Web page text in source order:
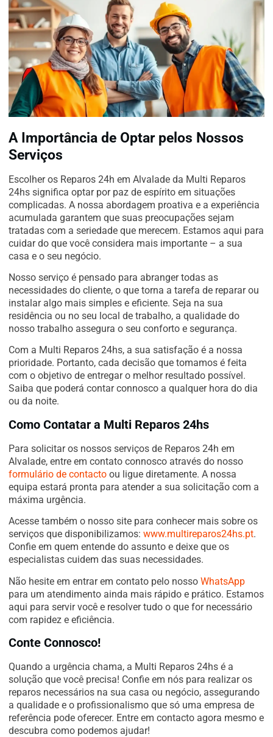
A Importância de Optar pelos Nossos
Serviços
Escolher os Reparos 24h em Alvalade da Multi Reparos
24hs significa optar por paz de espírito em situações
complicadas. A nossa abordagem proativa e a experiência
acumulada garantem que suas preocupações sejam
tratadas com a seriedade que merecem. Estamos aqui para
cuidar do que você considera mais importante – a sua
casa e o seu negócio.
Nosso serviço é pensado para abranger todas as
necessidades do cliente, o que torna a tarefa de reparar ou
instalar algo mais simples e eficiente. Seja na sua
residência ou no seu local de trabalho, a qualidade do
nosso trabalho assegura o seu conforto e segurança.
Com a Multi Reparos 24hs, a sua satisfação é a nossa
prioridade. Portanto, cada decisão que tomamos é feita
com o objetivo de entregar o melhor resultado possível.
Saiba que poderá contar connosco a qualquer hora do dia
ou da noite.
Como Contatar a Multi Reparos 24hs
Para solicitar os nossos serviços de Reparos 24h em
Alvalade, entre em contato connosco através do nosso
formulário de contacto ou ligue diretamente. A nossa
equipa estará pronta para atender a sua solicitação com a
máxima urgência.
Acesse também o nosso site para conhecer mais sobre os
serviços que disponibilizamos: www.multireparos24hs.pt.
Confie em quem entende do assunto e deixe que os
especialistas cuidem das suas necessidades.
Não hesite em entrar em contato pelo nosso WhatsApp
para um atendimento ainda mais rápido e prático. Estamos
aqui para servir você e resolver tudo o que for necessário
com rapidez e eficiência.
Conte Connosco!
Quando a urgência chama, a Multi Reparos 24hs é a
solução que você precisa! Confie em nós para realizar os
reparos necessários na sua casa ou negócio, assegurando
a qualidade e o profissionalismo que só uma empresa de
referência pode oferecer. Entre em contacto agora mesmo e
descubra como podemos ajudar!